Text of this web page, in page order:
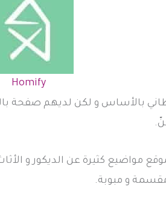
Homify
بالأساس و لكن لديهم صفحة
مواضيع كثيرة عن الديكور و
و مبوبة.